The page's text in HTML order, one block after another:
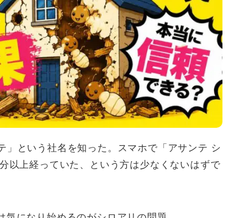
という社名を知った。スマホで「アサンテ シ
以上経っていた、という方は少なくないはずで